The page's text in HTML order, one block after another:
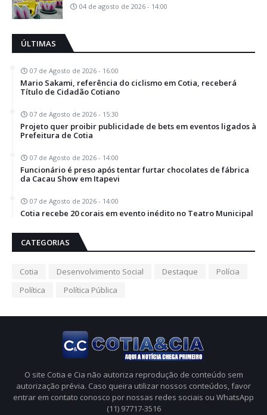
04 de agosto de 2026 - 14:00
ÚLTIMAS
07 de Agosto de 2026 - 16:00
Mario Sakami, referência do ciclismo em Cotia, receberá
Título de Cidadão Cotiano
07 de Agosto de 2026 - 15:30
Projeto quer proibir publicidade de bets em eventos ligados à
Prefeitura de Cotia
07 de Agosto de 2026 - 14:00
Funcionário é preso após tentar furtar chocolates de fábrica
da Cacau Show em Itapevi
07 de Agosto de 2026 - 14:00
Cotia recebe 20 corais em evento inédito no Teatro Municipal
CATEGORIAS
Cotia Desenvolvimento Social Destaque
Polícia
Política
Política Pública
O site Cotia e Cia não autoriza reprodução de conteúdo sem
autorização prévia. Caso queira utilizar nossos conteúdos, favor
entrar em contato conosco por nossas redes sociais ou WhatsApp
(11) 97717-3516